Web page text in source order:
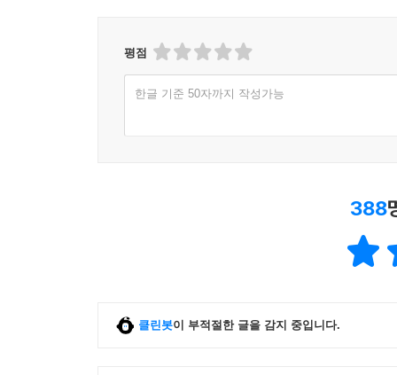
신영복 선생의 자전(自傳)적인 글들
「청구회 추억」은 선생이 1969년 남한산성 육
앞에서 만났던 어린이들과의 이야기이다. 선생
생각하며, 그 아이들과의 추억을 잊지 않기 위
“기록이라기보다는 회상이었고, 옥방의 침통한
묶음을 맡겼던 그 근무헌병인 듯하다. 그 청년
그림과 함께 단행본으로도 출간되었다.
평점
한글 기준 50자까지 작성가능
388
클린봇이 부적절한 글을 감지 중입니다.